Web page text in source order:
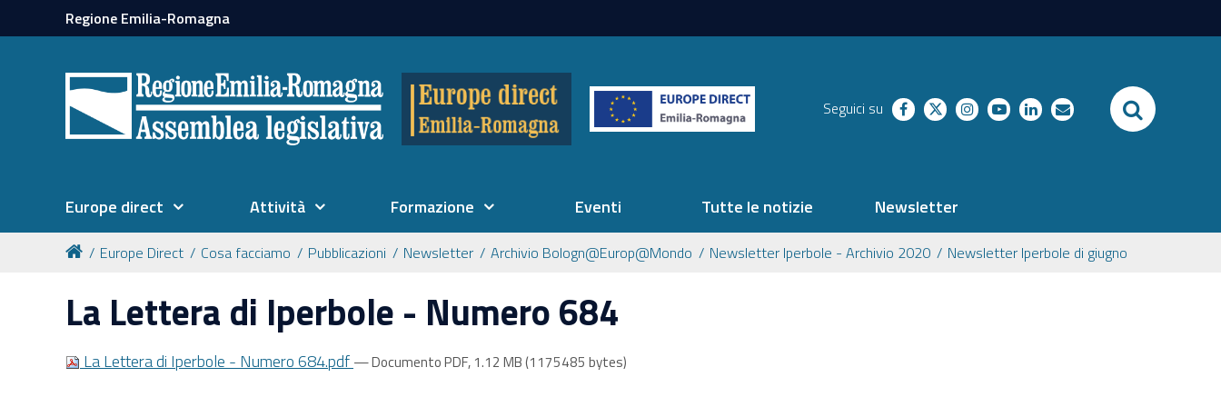
Regione Emilia-Romagna
Seguici su facebooktwitterinstagram
youtubelinkedinrichieste SEARCH
Europe direct Attività Formazione Eventi Tutte le notizie Newsletter
Europe Direct Cosa facciamo Pubblicazioni Newsletter Archivio Bologn@Europ@Mondo Newsletter Iperbole - Archivio 2020 Newsletter Iperbole di giugno
La Lettera di Iperbole - Numero 684
La Lettera di Iperbole - Numero 684.pdf — Documento PDF, 1.12 MB (1175485 bytes)